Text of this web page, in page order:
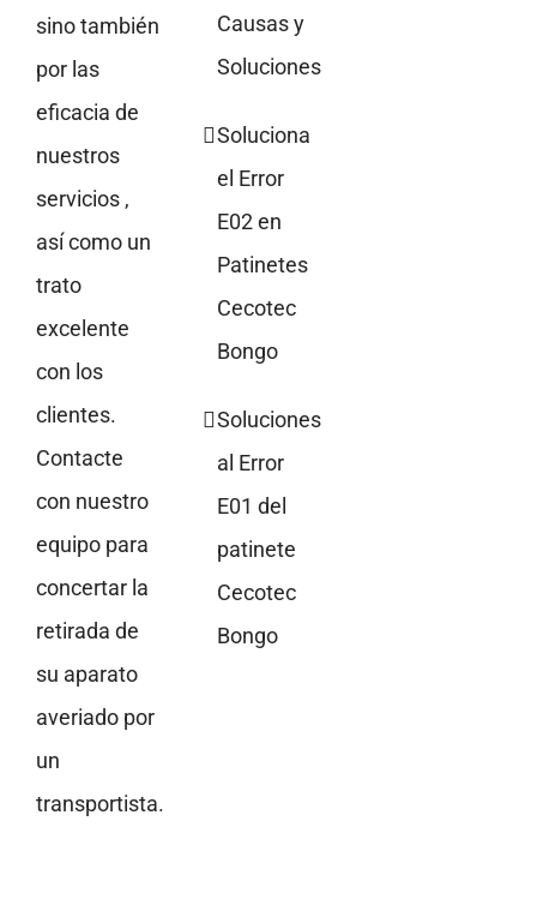
sino también
por las
eficacia de
nuestros
servicios ,
así como un
trato
excelente
con los
clientes.
Contacte
con nuestro
equipo para
concertar la
retirada de
su aparato
averiado por
un
transportista.
Causas y
Soluciones
Soluciona
el Error
E02 en
Patinetes
Cecotec
Bongo
Soluciones
al Error
E01 del
patinete
Cecotec
Bongo